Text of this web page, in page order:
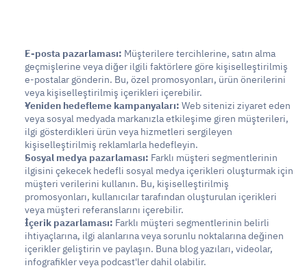
E-posta pazarlaması: Müşterilere tercihlerine, satın alma
geçmişlerine veya diğer ilgili faktörlere göre kişiselleştirilmiş
e-postalar gönderin. Bu, özel promosyonları, ürün önerilerini
veya kişiselleştirilmiş içerikleri içerebilir.
Yeniden hedefleme kampanyaları: Web sitenizi ziyaret eden
veya sosyal medyada markanızla etkileşime giren müşterileri,
ilgi gösterdikleri ürün veya hizmetleri sergileyen
kişiselleştirilmiş reklamlarla hedefleyin.
Sosyal medya pazarlaması: Farklı müşteri segmentlerinin
ilgisini çekecek hedefli sosyal medya içerikleri oluşturmak için
müşteri verilerini kullanın. Bu, kişiselleştirilmiş
promosyonları, kullanıcılar tarafından oluşturulan içerikleri
veya müşteri referanslarını içerebilir.
İçerik pazarlaması: Farklı müşteri segmentlerinin belirli
ihtiyaçlarına, ilgi alanlarına veya sorunlu noktalarına değinen
içerikler geliştirin ve paylaşın. Buna blog yazıları, videolar,
infografikler veya podcast'ler dahil olabilir.